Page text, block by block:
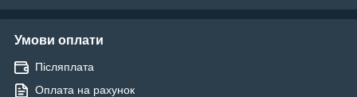
Умови оплати
Післяплата
Оплата на рахунок